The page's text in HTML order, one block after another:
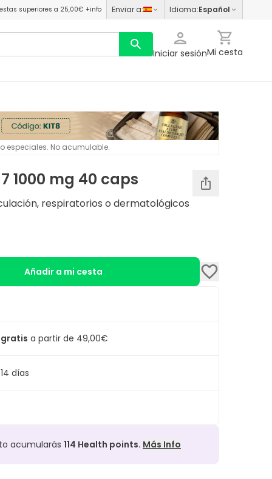
superiores a 25,00€ +info Enviar a: Idioma:Español
Iniciar sesiónMi cesta
especiales. No acumulable.
1000 mg 40 caps
respiratorios o dermatológicos
Añadir a mi cesta
gratis a partir de 49,00€
14 días
acumularás 114 Health points. Más Info